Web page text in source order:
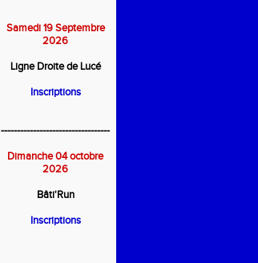
Samedi 19 Septembre
2026
Ligne Droite de Lucé
Inscriptions
----------------------------------
Dimanche 04 octobre
2026
Bâti'Run
Inscriptions